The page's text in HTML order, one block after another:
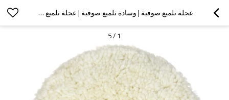
عجلة تلميع صوفية | وسادة تلميع صوفية | عجلة تلميع صوفية لمعالجة الأحجار
1
/
5